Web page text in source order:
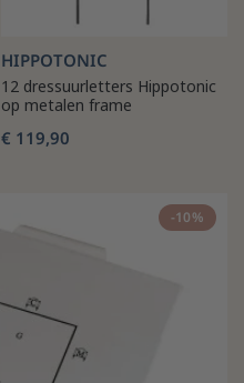
HIPPOTONIC
12 dressuurletters Hippotonic
op metalen frame
€ 119,90
-10%